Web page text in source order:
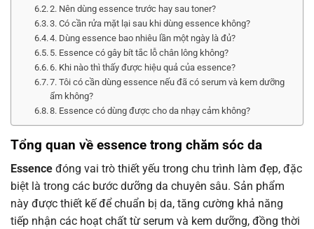
2. Nên dùng essence trước hay sau toner?
3. Có cần rửa mặt lại sau khi dùng essence không?
4. Dùng essence bao nhiêu lần một ngày là đủ?
5. Essence có gây bít tắc lỗ chân lông không?
6. Khi nào thì thấy được hiệu quả của essence?
7. Tôi có cần dùng essence nếu đã có serum và kem dưỡng
ẩm không?
8. Essence có dùng được cho da nhạy cảm không?
Tổng quan về essence trong chăm sóc da
Essence đóng vai trò thiết yếu trong chu trình làm đẹp, đặc
biệt là trong các bước dưỡng da chuyên sâu. Sản phẩm
này được thiết kế để chuẩn bị da, tăng cường khả năng
tiếp nhận các hoạt chất từ serum và kem dưỡng, đồng thời